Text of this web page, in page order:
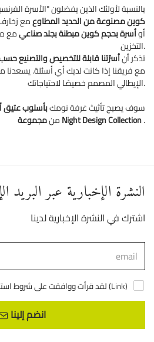
بالنسبة لأولئك الذين يفضلون "الأسرة
كوين مصنوعة من الحديد المطاوعمع
أوأسرة بحجم كوين مبطنة بجلد صناعيمع
التخزين.
تذكر أنأسرّتنا قابلة للتخصيص والتصنيع
مع فريقنا إذا كانت لديك أي أسئلة. يسعدنا
الإيطالي المصمم خصيصًا لاحتياجاتك.
سوف يصبح تأثيث غرفة نومكبأسلوب عتيق
منمجموعة Night Design Collection.
النشرة الإخبارية عبر البريد
اشترك في النشرة الإخبارية لدينا
لقد قرأت ووافقت على شروط استخدام البيانات الشخصية (Link)
انضم إلينا